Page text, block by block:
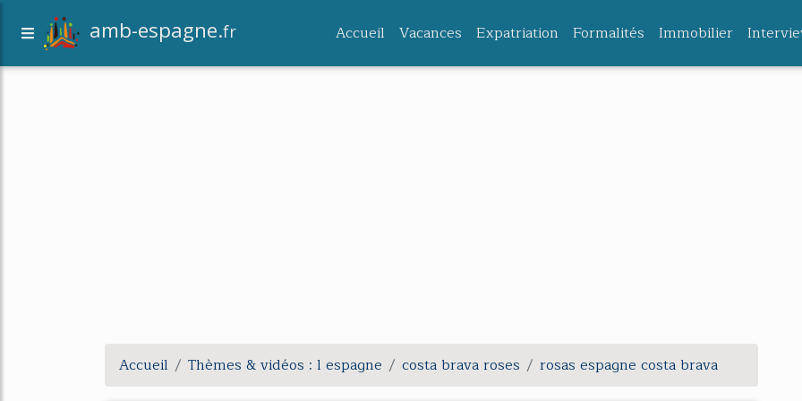
amb-espagne.fr Accueil Vacances Expatriation Formalités Immobilier
Accueil Thèmes & vidéos : l espagne costa brava roses rosas espagne costa brava